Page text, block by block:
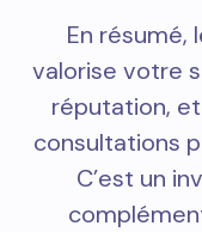
En
valorise votre
réputation,
consultations
C’est un